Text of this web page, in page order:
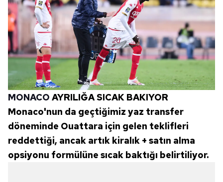
MONACO AYRILIĞA SICAK BAKIYOR
Monaco'nun da geçtiğimiz yaz transfer
döneminde Ouattara için gelen teklifleri
reddettiği, ancak artık kiralık + satın alma
opsiyonu formülüne sıcak baktığı belirtiliyor.